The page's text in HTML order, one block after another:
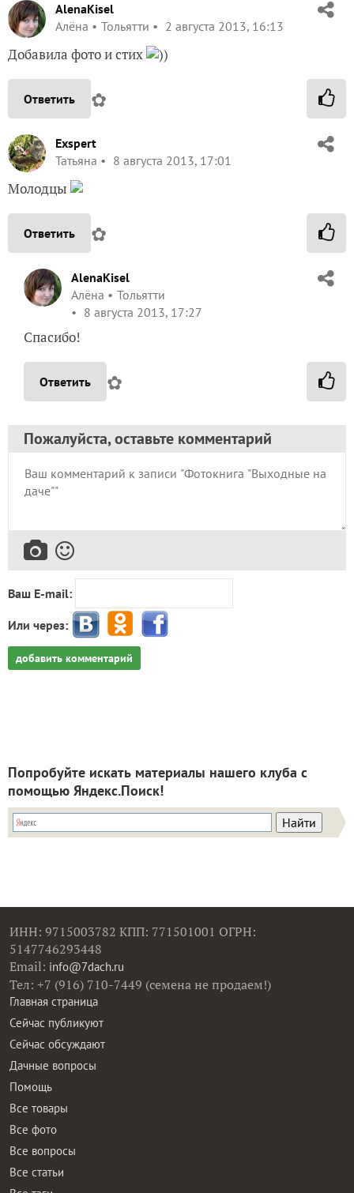
AlenaKisel
Алёна
Тольятти 2 августа 2013, 16:13
Добавила фото и стих ))
Ответить ✿
Exspert
Татьяна
8 августа 2013, 17:01
Молодцы
Ответить ✿
AlenaKisel
Алёна
Тольятти
8 августа 2013, 17:27
Спасибо!
Ответить ✿
Пожалуйста, оставьте комментарий
Ваш E-mail:
Или через:
добавить комментарий
Попробуйте искать материалы нашего клуба с
помощью Яндекс.Поиск!
ИНН: 9715003782 КПП: 771501001 ОГРН:
5147746293448
Email: info@7dach.ru
Тел: +7 (916) 710-7449 (семена не продаем!)
Главная страница
Сейчас публикуют
Сейчас обсуждают
Дачные вопросы
Помощь
Все товары
Все фото
Все вопросы
Все статьи